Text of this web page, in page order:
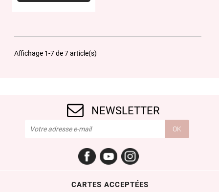
Affichage 1-7 de 7 article(s)
NEWSLETTER
FacebookYouTubeInstagram
CARTES ACCEPTÉES